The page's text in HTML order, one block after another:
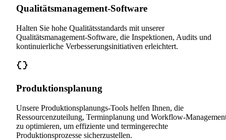
Qualitätsmanagement-Software
Halten Sie hohe Qualitätsstandards mit unserer
Qualitätsmanagement-Software, die Inspektionen, Audits und
kontinuierliche Verbesserungsinitiativen erleichtert.
Produktionsplanung
Unsere Produktionsplanungs-Tools helfen Ihnen, die
Ressourcenzuteilung, Terminplanung und Workflow-
zu optimieren, um effiziente und termingerechte
Produktionsprozesse sicherzustellen.